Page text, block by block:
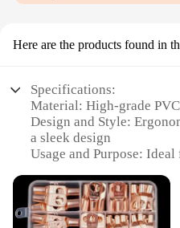
Here are the products found in
Specifications:
Material: High-grade
Design and Style:
a sleek design
Usage and Purpose:
Typical Adaptive
residential and
Shape or Size or Weight